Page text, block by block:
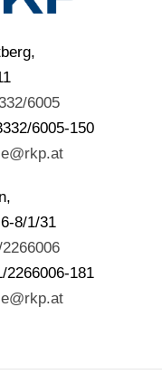
6005
6005-150
8/1/31
2266006-181